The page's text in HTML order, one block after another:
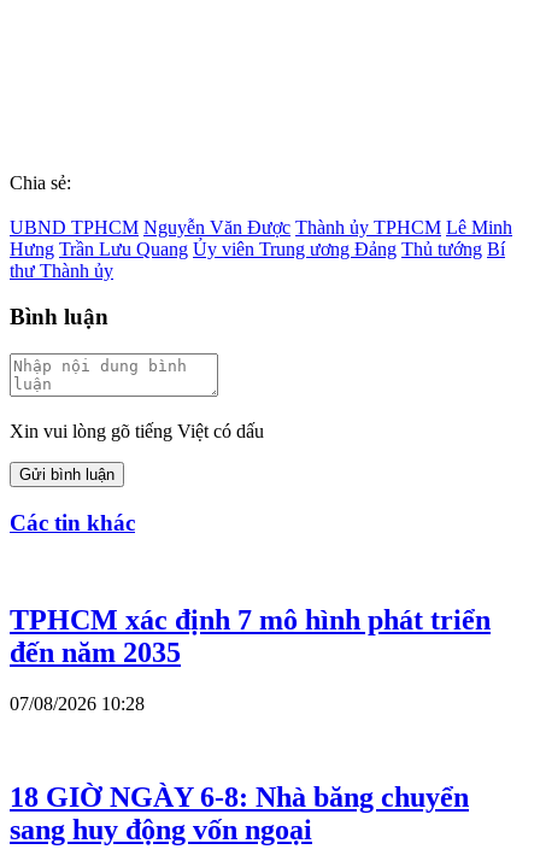
Chia sẻ:
UBND TPHCM Nguyễn Văn Được Thành ủy TPHCM Lê Minh
Hưng Trần Lưu Quang Ủy viên Trung ương Đảng Thủ tướng Bí
thư Thành ủy
Bình luận
Xin vui lòng gõ tiếng Việt có dấu
Gửi bình luận
Các tin khác
TPHCM xác định 7 mô hình phát triển
đến năm 2035
07/08/2026 10:28
18 GIỜ NGÀY 6-8: Nhà băng chuyển
sang huy động vốn ngoại